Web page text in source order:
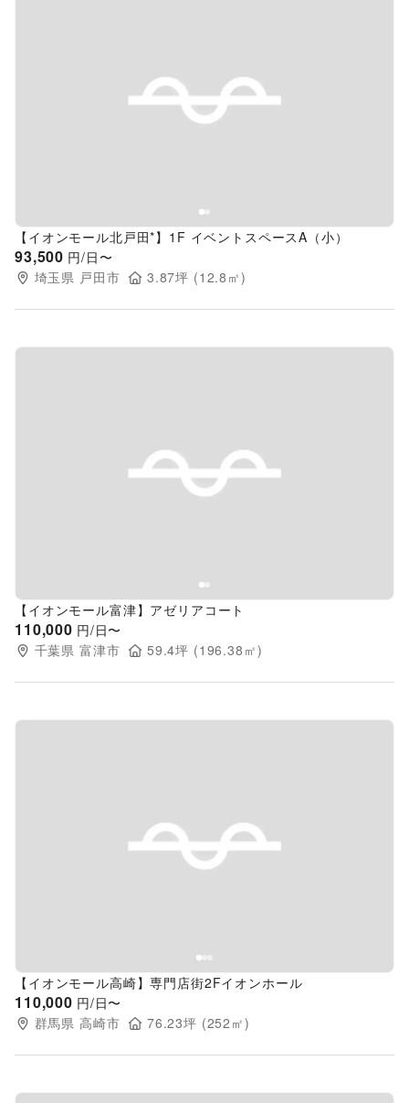
Previous slide
【イオンモール北戸田*】1F イベントスペースA（小）
93,500 円/日〜
埼玉県 戸田市 3.87坪 (12.8 ㎡)
Previous slide
【イオンモール富津】アゼリアコート
110,000 円/日〜
千葉県 富津市 59.4坪 (196.38 ㎡)
Previous slide
【イオンモール高崎】専門店街2Fイオンホール
110,000 円/日〜
群馬県 高崎市 76.23坪 (252 ㎡)